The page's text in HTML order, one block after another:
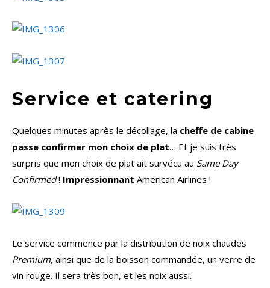
Service et catering
Quelques minutes après le décollage, la cheffe de cabine
passe confirmer mon choix de plat… Et je suis très
surpris que mon choix de plat ait survécu au Same Day
Confirmed! Impressionnant American Airlines !
Le service commence par la distribution de noix chaudes
Premium, ainsi que de la boisson commandée, un verre de
vin rouge. Il sera très bon, et les noix aussi.